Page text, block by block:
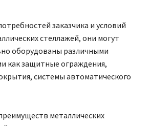
заказчика и условий
стеллажей, они могут
оборудованы различными
как защитные ограждения,
системы автоматического
металлических